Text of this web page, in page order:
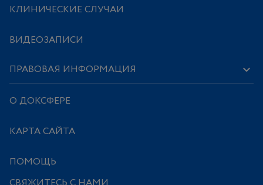
КЛИНИЧЕСКИЕ СЛУЧАИ
ВИДЕОЗАПИСИ
ПРАВОВАЯ ИНФОРМАЦИЯ
О ДОКСФЕРЕ
КАРТА САЙТА
ПОМОЩЬ